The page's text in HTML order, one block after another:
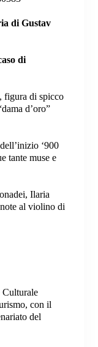
di Gustav
di
figura di spicco
d’oro”
‘900
tante muse e
Ilaria
al violino di
Culturale
con il
del